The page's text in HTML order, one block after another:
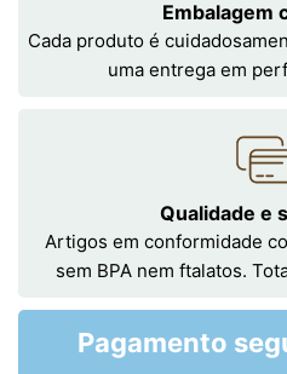
Embalagem
Cada produto é
uma entrega em
Qualidade e
Artigos em conformidade
sem BPA nem ftalatos.
Pagamento